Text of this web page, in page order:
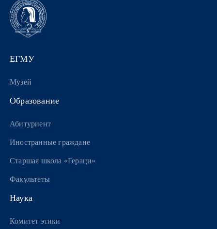
ЕГМУ
Музей
Образование
Абитуриент
Иностранные граждане
Старшая школа «Гераци»
Факультеты
Наука
Комитет этики